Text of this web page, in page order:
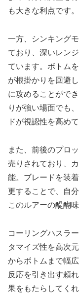
も大きな利点です。
一方、シンキング
ており、深いレン
ています。ボトム
が根掛かりを回避
に攻めることがで
りが強い場面でも
ドが視認性を高め
また、前後のプロ
売りされており、
能。ブレードを装
更することで、自
このルアーの醍醐味
コーリングハスラ
タマイズ性を高次
からボトムまで幅
反応を引き出す頼
果をもたらしてくれ